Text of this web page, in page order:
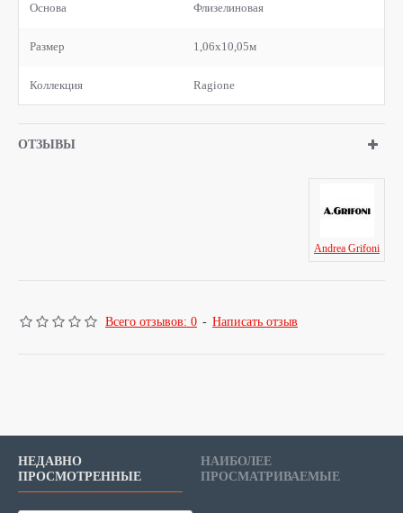
Основа Флизелиновая
Размер 1,06x10,05м
Коллекция Ragione
ОТЗЫВЫ
Andrea Grifoni
Всего отзывов: 0 - Написать отзыв
НЕДАВНО
ПРОСМОТРЕННЫЕ
НАИБОЛЕЕ
ПРОСМАТРИВАЕМЫЕ